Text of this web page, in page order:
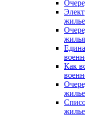
жилье
жилья
Как
жилье
жилье